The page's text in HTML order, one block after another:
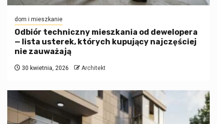
dom i mieszkanie
Odbiór techniczny mieszkania od dewelopera
— lista usterek, których kupujący najczęściej
nie zauważają
30 kwietnia, 2026 Architekt